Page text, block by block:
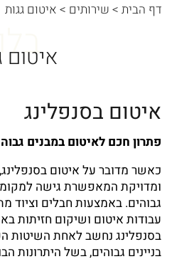
דף הבית > שירותים > איטום גגות
איטום
איטום בסנפלינג
פתרון חכם לאיטום במבנים
כאשר מדובר על איטום בסנפלינג
ומדויקת המאפשרת גישה
גבוהים. באמצעות חבלים וציוד
עבודות איטום ושיקום חזיתות
בסנפלינג נחשב לאחת השיטות
בניינים גבוהים, בשל היתרונות